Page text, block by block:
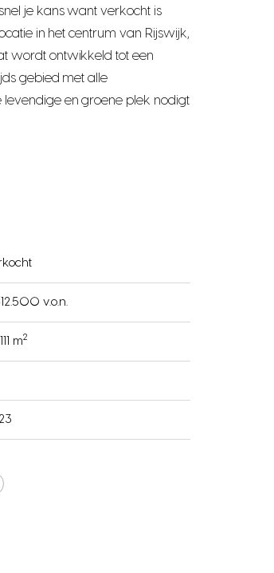
je kans want verkocht is
in het centrum van Rijswijk,
wordt ontwikkeld tot een
gebied met alle
en groene plek nodigt
v.o.n.
m2